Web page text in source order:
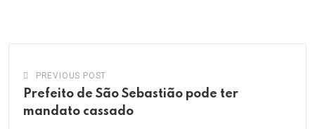
PREVIOUS POST
Prefeito de São Sebastião pode ter
mandato cassado